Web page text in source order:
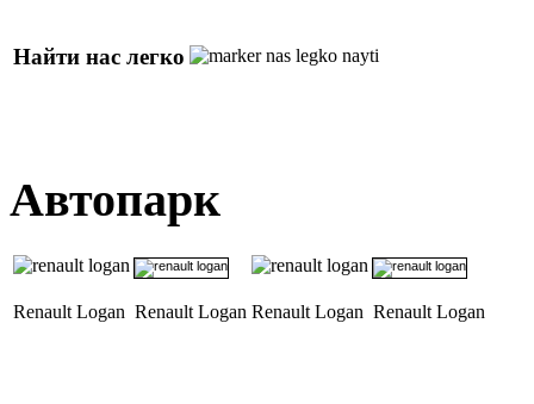
Найти нас легко
Автопарк
Renault Logan Renault Logan Renault Logan Renault Logan